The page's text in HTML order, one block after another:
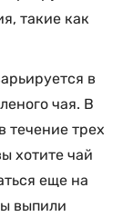
такие как
в
чая. В
течение трех
хотите чай
еще на
выпили